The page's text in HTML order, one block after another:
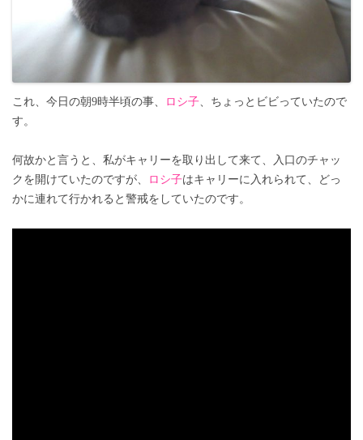
これ、今日の朝9時半頃の事、 ロシ子、ちょっとビビっていたので
す。
何故かと言うと、私がキャリーを取り出して来て、入口のチャッ
クを開けていたのですが、
ロシ子はキャリーに入れられて、どっ
かに連れて行かれると警戒をしていたのです。